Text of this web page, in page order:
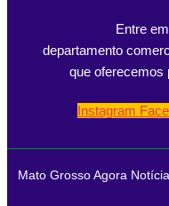
Entre
departamento
que oferecemos
Instagram
Mato Grosso Agora